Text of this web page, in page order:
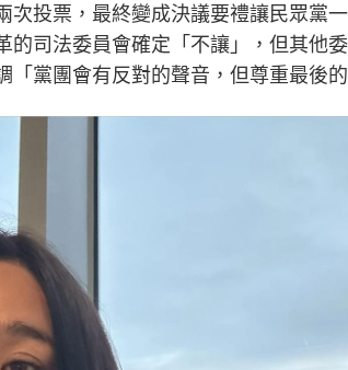
次投票，最終變成決議要禮讓民眾黨
的司法委員會確定「不讓」，但其他
「黨團會有反對的聲音，但尊重最後